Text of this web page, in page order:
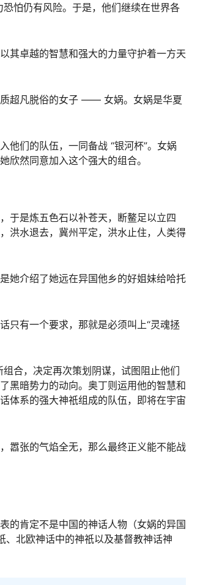
怕仍有风险。于是，他们继续在世界各
其卓越的智慧和强大的力量守护着一方天
超凡脱俗的女子 —— 女娲。女娲是华夏
他们的队伍，一同备战 “银河杯”。女娲
欣然同意加入这个强大的组合。
于是炼五色石以补苍天，断鳌足以立四
洪水退去，冀州平定，洪水止住，人类得
她介绍了她远在异国他乡的好姐妹给哈托
只有一个要求，那就是必须叫上“灵魂拯
合，决定再次策划阴谋，试图阻止他们
黑暗势力的动向。奥丁则运用他的智慧和
体系的强大神祇组成的队伍，即将在宇宙
嚣张的气焰全无，那么最终正义能不能战
的肯定不是中国的神话人物（女娲的异国
北欧神话中的神祇以及基督教神话神